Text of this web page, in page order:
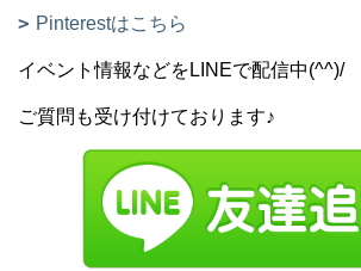
Pinterestはこちら
イベント情報などをLINEで配信中(^^)/
ご質問も受け付けております♪